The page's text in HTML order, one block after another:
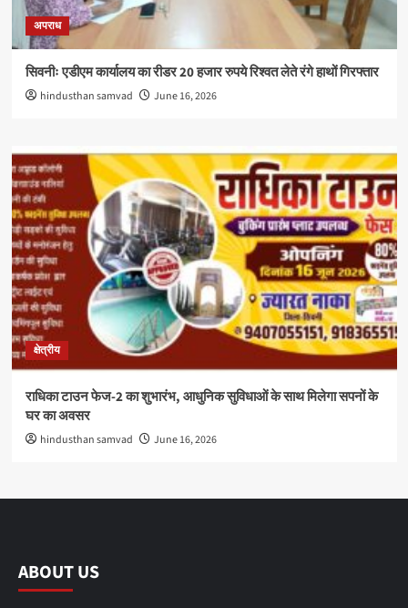
अपराध
सिवनीः एडीएम कार्यालय का रीडर 20 हजार रुपये रिश्वत लेते रंगे हाथों गिरफ्तार
hindusthan samvad June 16, 2026
क्षेत्रीय
राधिका टाउन फेज-2 का शुभारंभ, आधुनिक सुविधाओं के साथ मिलेगा सपनों के
घर का अवसर
hindusthan samvad June 16, 2026
ABOUT US